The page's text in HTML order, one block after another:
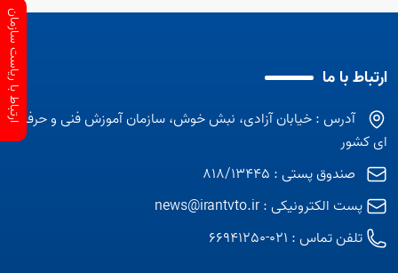
ارتباط با ما
آدرس : خیابان آزادی، نبش خوش، سازمان آموزش فنی و حرفه
ای کشور
صندوق پستی : 818/13445
پست الکترونیکی :news@irantvto.ir
تلفن تماس : 021-66941250
ارتباط با ریاست سازمان